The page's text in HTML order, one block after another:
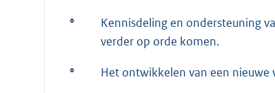
°
Kennisdeling en ondersteuning
verder op orde komen.
° Het ontwikkelen van een